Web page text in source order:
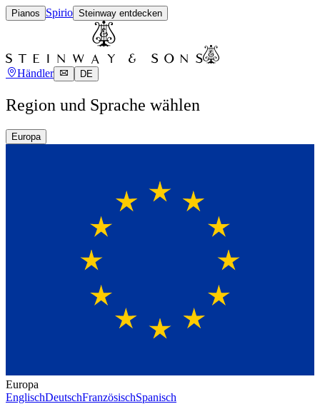
Pianos Spirio Steinway entdecken
Händler DE
Region und Sprache wählen
Europa
Europa
EnglischDeutschFranzösischSpanisch